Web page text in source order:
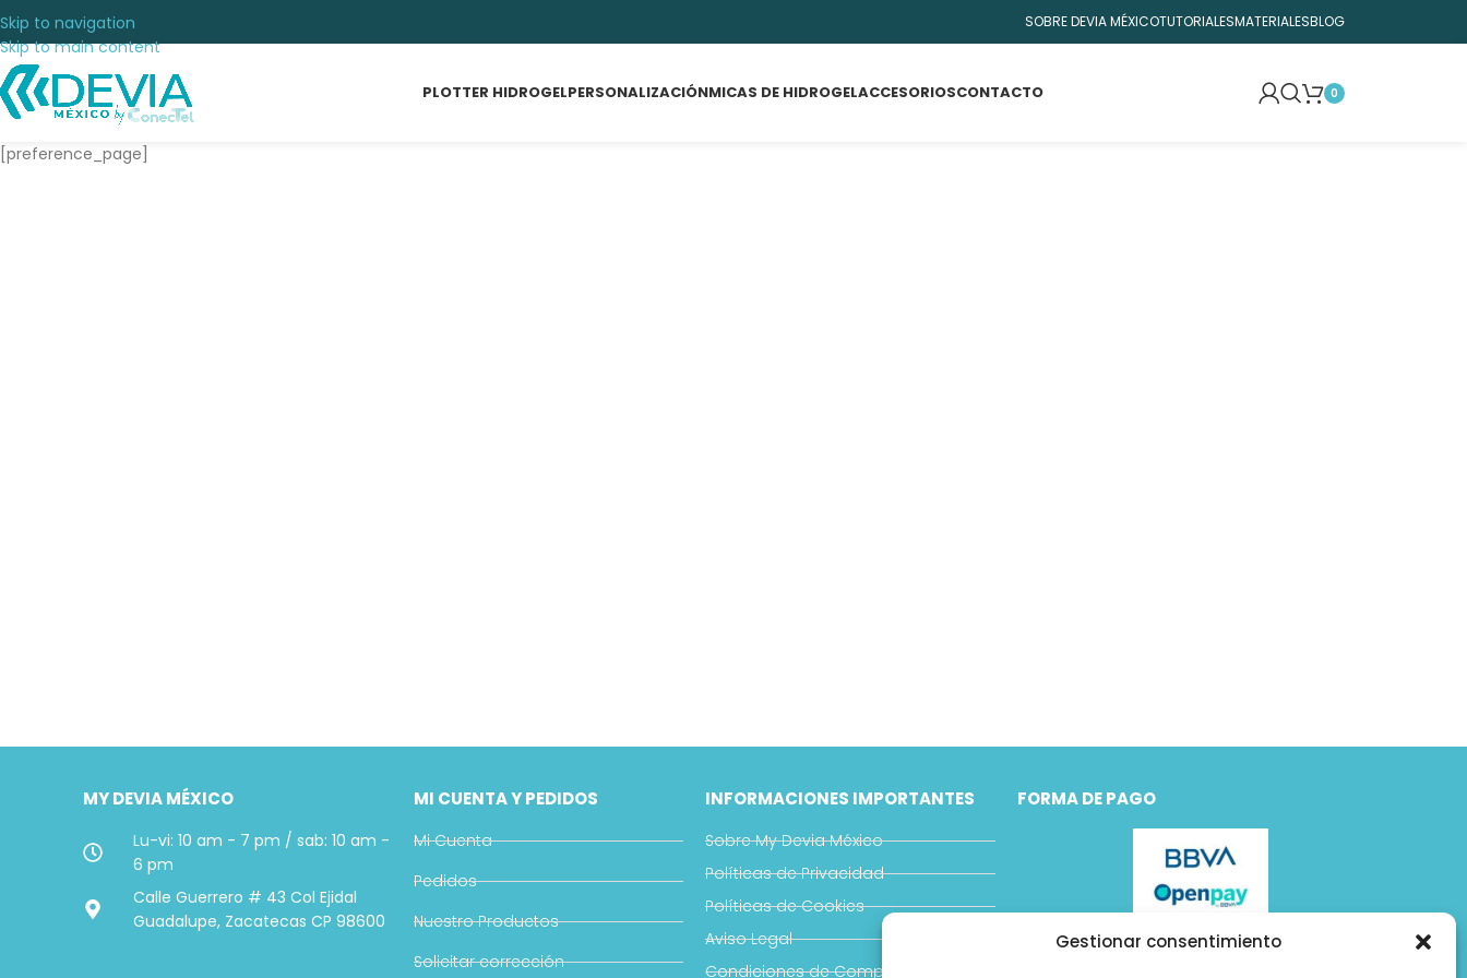
Gestionar consentimiento
Skip to navigation
Skip to main content
SOBRE DEVIA MÉXICOTUTORIALESMATERIALESBLOG
PLOTTER HIDROGELPERSONALIZACIÓNMICAS DE HIDROGELACCESORIOSCONTACTO 0
[preference_page]
MY DEVIA MÉXICO
Lu-vi: 10 am - 7 pm / sab: 10 am -
6 pm
Calle Guerrero # 43 Col Ejidal
Guadalupe, Zacatecas CP 98600
MI CUENTA Y PEDIDOS
Mi Cuenta
Pedidos
Nuestro Productos
Solicitar corrección
INFORMACIONES IMPORTANTES
Sobre My Devia México
Políticas de Privacidad
Políticas de Cookies
Aviso Legal
Condiciones de Compra
FORMA DE PAGO